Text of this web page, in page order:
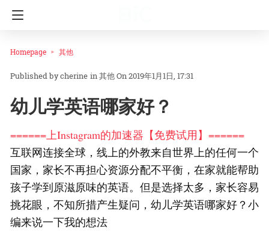
Homepage 其他
cherine in其他On 2019年1月1日, 17:31
幼儿学英语哪家好？
======上Instagram的加速器【免费试用】======
互联网连接全球，线上的外教来自世界上的任何一个
国家，家长不再担心资源分配不平衡，在家就能帮助
孩子学到原滋原味的英语。但是选择太多，家长容易
挑花眼，不知所措产生疑问，幼儿学英语哪家好？小
编来说一下我的想法